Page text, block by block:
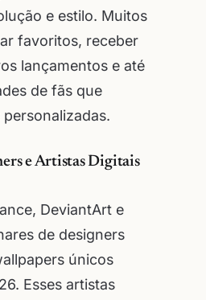
e estilo. Muitos
favoritos, receber
lançamentos e até
de fãs que
e Artistas Digitais
DeviantArt e
de designers
únicos
Esses artistas